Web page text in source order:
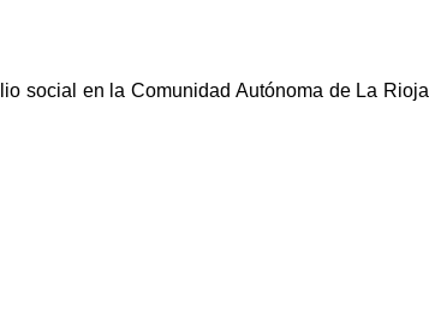
social en la Comunidad Autónoma de La Rioja